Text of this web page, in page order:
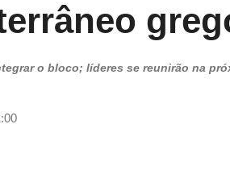
o bloco; líderes se reunirão na